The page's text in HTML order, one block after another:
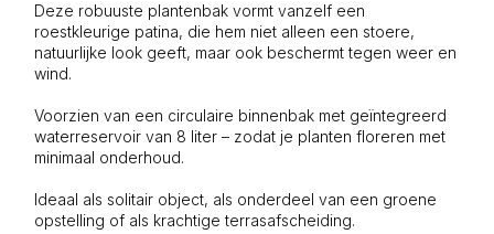
Deze robuuste plantenbak vormt vanzelf een
roestkleurige patina, die hem niet alleen een stoere,
natuurlijke look geeft, maar ook beschermt tegen weer en
wind.
Voorzien van een circulaire binnenbak met geïntegreerd
waterreservoir van 8 liter – zodat je planten floreren met
minimaal onderhoud.
Ideaal als solitair object, als onderdeel van een groene
opstelling of als krachtige terrasafscheiding.